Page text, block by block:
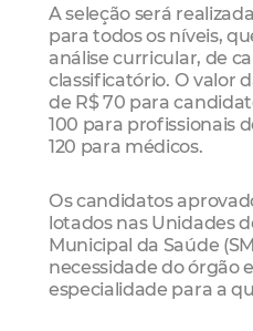
A seleção será
para todos os níveis,
análise curricular, de
classificatório. O valor
de R$ 70 para
100 para profissionais
120 para médicos.
Os candidatos
lotados nas Unidades
Municipal da Saúde
necessidade do órgão
especialidade para a